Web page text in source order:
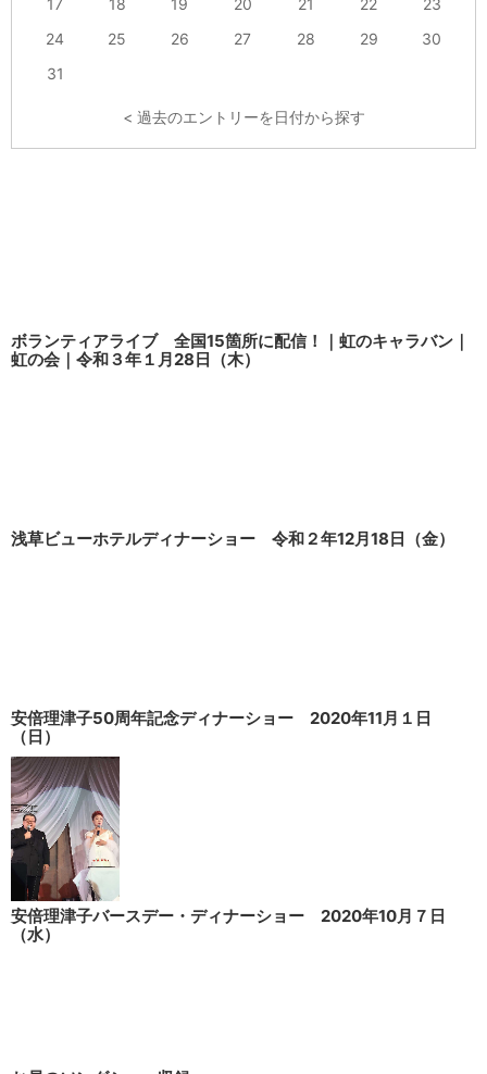
17
18 19 20 21 22
23
24
25 26 27 28 29
30
31
< 過去のエントリーを日付から探す
ボランティアライブ 全国15箇所に配信！｜虹のキャラバン｜
虹の会｜令和３年１月28日（木）
浅草ビューホテルディナーショー 令和２年12月18日（金）
安倍理津子50周年記念ディナーショー 2020年11月１日
（日）
安倍理津子バースデー・ディナーショー 2020年10月７日
（水）